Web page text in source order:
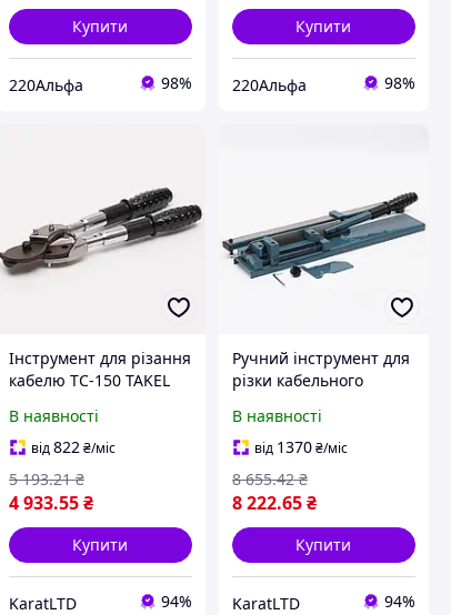
Купити
220Альфа 98%
Купити
220Альфа 98%
Інструмент для різання
кабелю TC-150 TAKEL
В наявності
від822 ₴/міс
4 933.55 ₴
5 193.21 ₴
Купити
KaratLTD 94%
Ручний інструмент для
різки кабельного
- 504404
В наявності
від 1370₴/міс
8 222.65₴
8 655.42 ₴
Купити
KaratLTD 94%